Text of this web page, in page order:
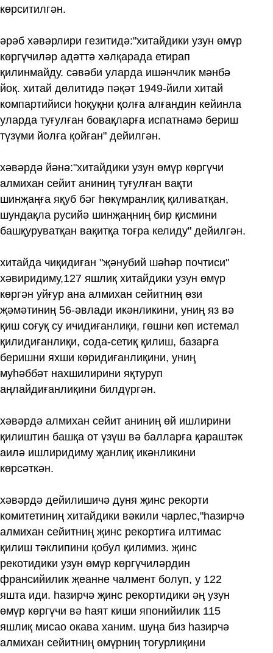
көрситилгән.
әрәб хәвәрлири гезитидә:"хитайдики узун өмүр
көргүчиләр адәттә хәлқарада етирап
қилинмайду. сәвәби уларда ишәнчлик мәнбә
йоқ. хитай дөлитидә пәқәт 1949-йили хитай
компартийиси һоқуқни қолға алғандин кейинла
уларда туғулған бовақларға испатнамә бериш
түзүми йолға қойған" дейилгән.
хәвәрдә йәнә:"хитайдики узун өмүр көргүчи
алмихан сейит аниниң туғулған вақти
шинҗаңға яқуб бәг һөкүмранлиқ қиливатқан,
шундақла русийә шинҗаңниң бир қисмини
башқуруватқан вақитқа тоғра келиду" дейилгән.
хитайда чиқидиған "җәнубий шәһәр почтиси"
хәвиридиму,127 яшлиқ хитайдики узун өмүр
көргән уйғур ана алмихан сейитниң өзи
җәмәтиниң 56-әвлади икәнликини, униң яз вә
қиш соғуқ су ичидиғанлиқи, гөшни көп истемал
қилидиғанлиқи, сода-сетиқ қилиш, базарға
беришни яхши көридиғанлиқини, униң
муһәббәт нахшилирини яқтуруп
аңлайдиғанлиқини билдүргән.
хәвәрдә алмихан сейит аниниң өй ишлирини
қилиштин башқа от үзүш вә балларға қараштәк
аилә ишлиридиму җанлиқ икәнликини
көрсәткән.
хәвәрдә дейилишичә дуня җинс рекорти
комитетиниң хитайдики вәкили чарлес,"һазирчә
алмихан сейитниң җинс рекортиға илтимас
қилиш тәклипини қобул қилимиз. җинс
рекотидики узун өмүр көргүчиләрдин
франсийилик җеанне чалмент болуп, у 122
яшта иди. һазирчә җинс рекортидики әң узун
өмүр көргүчи вә һаят киши японийилик 115
яшлиқ мисао окава ханим. шуңа биз һазирчә
алмихан сейитниң өмүрниң тоғурлиқини